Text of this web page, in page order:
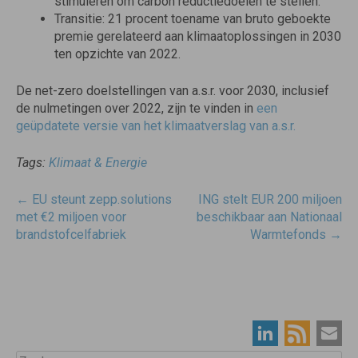
Transitie: 21 procent toename van bruto geboekte
premie gerelateerd aan klimaatoplossingen in 2030
ten opzichte van 2022.
De net-zero doelstellingen van a.s.r. voor 2030, inclusief
de nulmetingen over 2022, zijn te vinden in een
geüpdatete versie van het klimaatverslag van a.s.r.
Tags: Klimaat & Energie
Post
navigatie
← EU steunt zepp.solutions
met €2 miljoen voor
brandstofcelfabriek
ING stelt EUR 200 miljoen
beschikbaar aan Nationaal
Warmtefonds →